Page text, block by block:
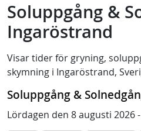
Soluppgång &
Ingaröstrand
Visar tider för gryning,
skymning i Ingaröstrand,
Soluppgång &
Lördagen den 8 augusti 2026